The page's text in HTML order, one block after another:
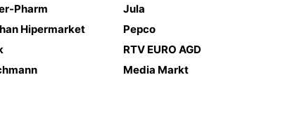
Pharm
Jula
Hipermarket
Pepco
RTV EURO AGD
Media Markt